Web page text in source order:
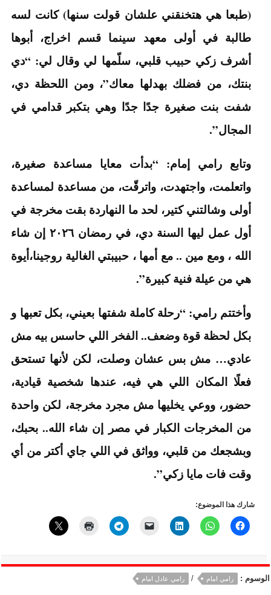
(طبعا هي هتخنقني علشان قولت سنها) كانت لسه
طالبة في أولى معهد سينما قسم اخراج، أبوها
أشرف زكي حبيب قلبي، سلّمها لي وقال لي: “دي
بنتك، من فضلك بهدلها معاك”، ومن اللحظة دي،
شفت بنت صغيرة جدًا جدًا وهي بتكبر قدامي في
المجال”.
وتابع رامي إمام: “بدأت معايا مساعدة صغيرة،
واتعلمت، واجتهدت، واترقّت، من مساعدة لمساعدة
أولى وشالتني كتير، لحد ما النهاردة بقت مخرجة في
أول عمل ليها السنة دي، في رمضان ٢٠٢٦ إن شاء
الله ، ومع مين .. مع أمها ، حبيبتي الغالية روجينا،أيوة
هي من عيلة فنية كبيرة”.
وأختتم رامي: “رحلة كاملة شفتها بعيني، بكل تعبها و
بكل لحظة قوة وضعف.. الفخر اللي حاسس بيه مش
عادي… مش بس عشان وصلت، لكن لأنها تستحق
فعلًا المكان اللي هي فيه، عندها شخصية قيادية،
حضور، ووعي يخليها مش مجرد مخرجة، لكن واحدة
من المخرجات الكبار في مصر إن شاء الله.. بحبك،
وبشجعك من قلبي، وواثق في اللي جاي أكتر من أي
وقت فات مايا زكي”.
شارك هذا الموضوع:
الوسوم : رامي امام / رامي عادل امام